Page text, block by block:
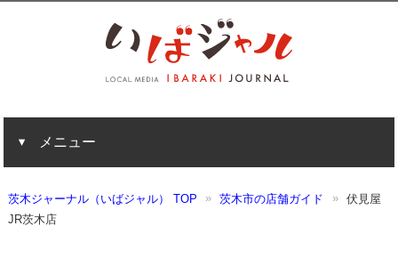
メニュー
茨木ジャーナル（いばジャル） TOP 茨木市の店舗ガイド
伏見屋
JR茨木店